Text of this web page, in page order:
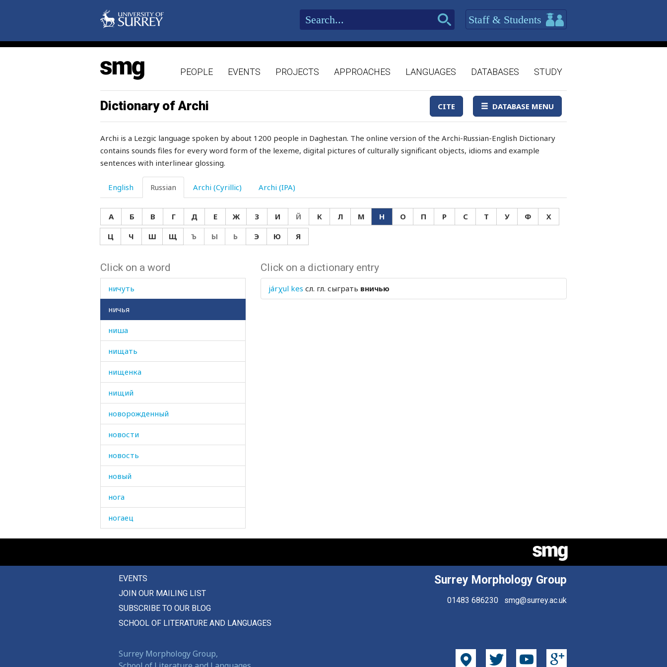
Staff & Students
PEOPLE EVENTS PROJECTS APPROACHES LANGUAGES DATABASES STUDY
Dictionary of Archi CITE DATABASE MENU
Archi is a Lezgic language spoken by about 1200 people in Daghestan. The online version of the Archi-Russian-English Dictionary
contains sounds files for every word form of the lexeme, digital pictures of culturally significant objects, idioms and example
sentences with interlinear glossing.
English Russian Archi (Cyrillic) Archi (IPA)
А Б В Г Д Е Ж З И Й К Л М Н О П Р С Т У Ф
Х
Ц
Ч Ш Щ Ъ Ы Ь Э Ю Я
Click on a word
низ
низко
никогда
никто
никуда
никудышный
ниоткуда
нисколько
ниток
нить
ничто
ничуть
ничья
ниша
нищать
нищенка
нищий
новорожденный
новости
новость
новый
нога
ногаец
ногайка
ноготь
ножницы
ноздря
Click on a dictionary entry
járχul kes сл. гл. сыграть вничью
EVENTS
JOIN OUR MAILING LIST
SUBSCRIBE TO OUR BLOG
SCHOOL OF LITERATURE AND LANGUAGES
Surrey Morphology Group
01483 686230 smg@surrey.ac.uk
Surrey Morphology Group,